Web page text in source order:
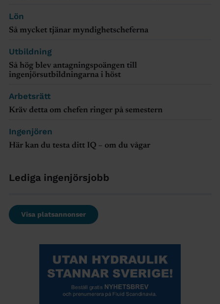
Lön
Så mycket tjänar myndighetscheferna
Utbildning
Så hög blev antagningspoängen till
ingenjörsutbildningarna i höst
Arbetsrätt
Kräv detta om chefen ringer på semestern
Ingenjören
Här kan du testa ditt IQ – om du vågar
Lediga ingenjörsjobb
Visa platsannonser